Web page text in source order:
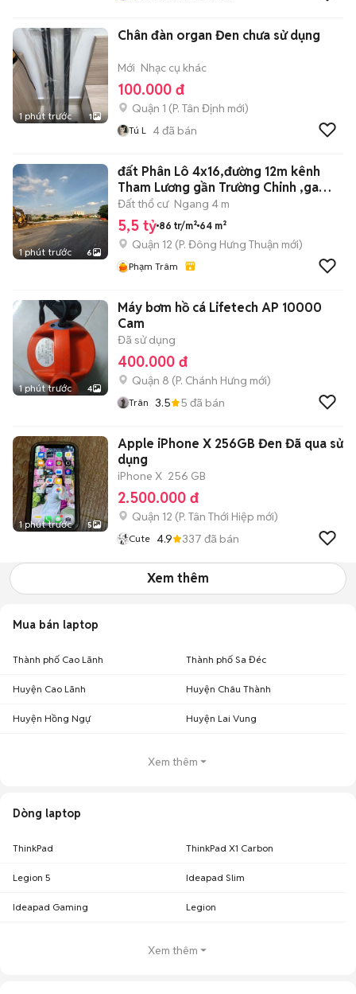
1 phút trước 1
Chân đàn organ Đen chưa sử dụng
Mới Nhạc cụ khác
100.000 đ
Quận 1 (P. Tân Định mới)
Tú L 4đã bán
1 phút trước 6
đất Phân Lô 4x16,đường 12m kênh
Tham Lương gần Trường Chinh ,ga
Metro
Đất thổ cư Ngang 4 m
5,5 tỷ 86 tr/m² 64 m²
Quận 12 (P. Đông Hưng Thuận mới)
Phạm Trâm
1 phút trước 4
Máy bơm hồ cá Lifetech AP 10000
Cam
Đã sử dụng
400.000 đ
Quận 8 (P. Chánh Hưng mới)
Trân 3.5 5 đã bán
1 phút trước 5
Apple iPhone X 256GB Đen Đã qua sử
dụng
iPhone X 256 GB
2.500.000 đ
Quận 12 (P. Tân Thới Hiệp mới)
Cute 4.9 337 đã bán
Xem thêm
Mua bán laptop
Thành phố Cao Lãnh Thành phố Sa Đéc
Huyện Cao Lãnh Huyện Châu Thành
Huyện Hồng Ngự Huyện Lai Vung
Xem thêm
Dòng laptop
ThinkPad ThinkPad X1 Carbon
Legion 5 Ideapad Slim
Ideapad Gaming Legion
Xem thêm